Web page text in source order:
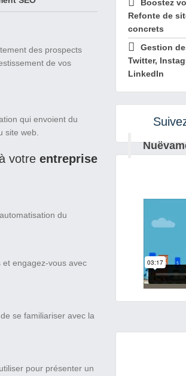
des prospects
de vos
qui envoient du
site web.
votre entreprise
du
et engagez-vous avec
se familiariser avec la
pour présenter un
Boostez
Refonte de
concrets
Gestion
Twitter,
LinkedIn